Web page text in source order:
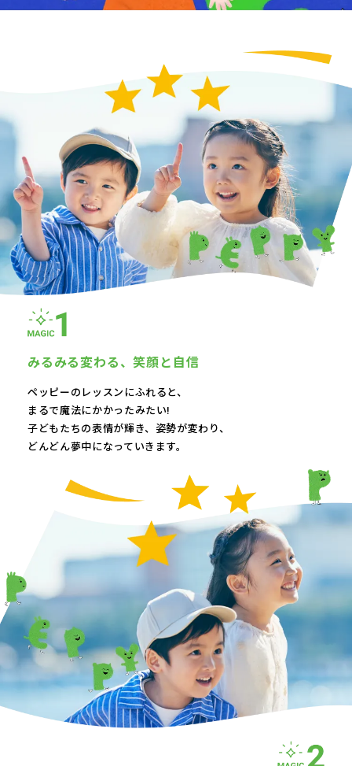
みるみる変わる、笑顔と自信
ペッピーのレッスンにふれると、
まるで魔法にかかったみたい!
子どもたちの表情が輝き、 姿勢が変わり、
どんどん夢中になっていきます。